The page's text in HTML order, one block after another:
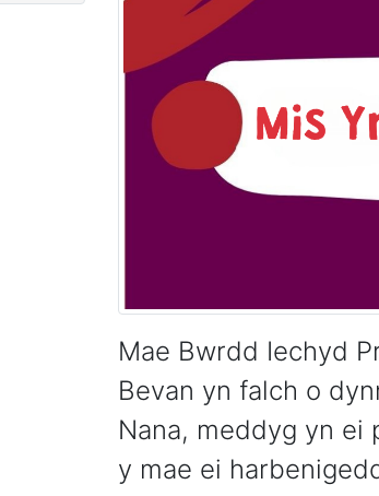
Mae Bwrdd Iechyd
Bevan yn falch o
Nana, meddyg yn ei
y mae ei